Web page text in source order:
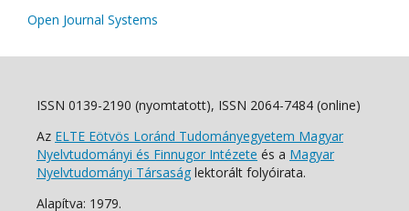
Open Journal Systems
ISSN 0139-2190 (nyomtatott), ISSN 2064-7484 (online)
Az ELTE Eötvös Loránd Tudományegyetem Magyar
Nyelvtudományi és Finnugor Intézete és a Magyar
Nyelvtudományi Társaság lektorált folyóirata.
Alapítva: 1979.